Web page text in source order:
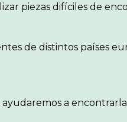
piezas difíciles de
de distintos países
ayudaremos a